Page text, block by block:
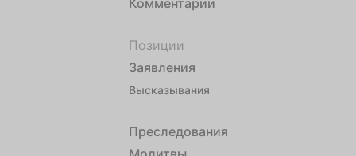
Позиции
Заявления
Высказывания
Преследования